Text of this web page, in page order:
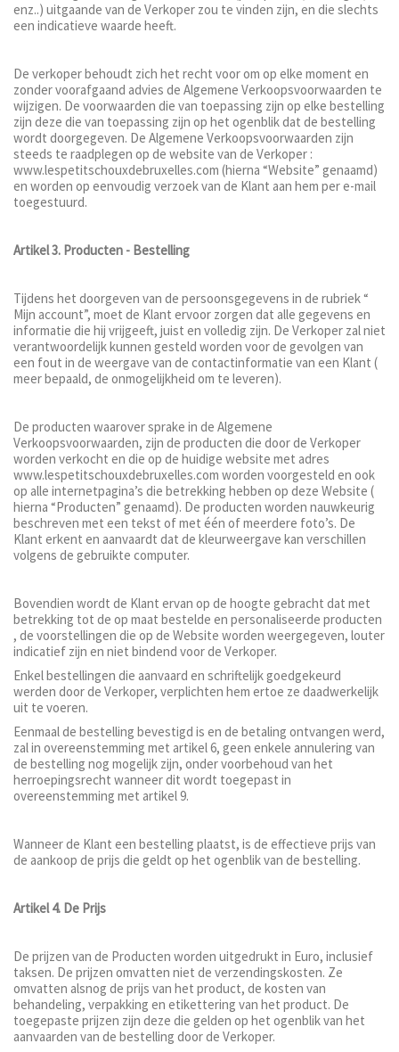
enz..) uitgaande van de Verkoper zou te vinden zijn, en die slechts
een indicatieve waarde heeft.
De verkoper behoudt zich het recht voor om op elke moment en
zonder voorafgaand advies de Algemene Verkoopsvoorwaarden te
wijzigen. De voorwaarden die van toepassing zijn op elke bestelling
zijn deze die van toepassing zijn op het ogenblik dat de bestelling
wordt doorgegeven. De Algemene Verkoopsvoorwaarden zijn
steeds te raadplegen op de website van de Verkoper :
www.lespetitschouxdebruxelles.com (hierna “Website” genaamd)
en worden op eenvoudig verzoek van de Klant aan hem per e-mail
toegestuurd.
Artikel 3. Producten - Bestelling
Tijdens het doorgeven van de persoonsgegevens in de rubriek “
Mijn account”, moet de Klant ervoor zorgen dat alle gegevens en
informatie die hij vrijgeeft, juist en volledig zijn. De Verkoper zal niet
verantwoordelijk kunnen gesteld worden voor de gevolgen van
een fout in de weergave van de contactinformatie van een Klant (
meer bepaald, de onmogelijkheid om te leveren).
De producten waarover sprake in de Algemene
Verkoopsvoorwaarden, zijn de producten die door de Verkoper
worden verkocht en die op de huidige website met adres
www.lespetitschouxdebruxelles.com worden voorgesteld en ook
op alle internetpagina’s die betrekking hebben op deze Website (
hierna “Producten” genaamd). De producten worden nauwkeurig
beschreven met een tekst of met één of meerdere foto’s. De
Klant erkent en aanvaardt dat de kleurweergave kan verschillen
volgens de gebruikte computer.
Bovendien wordt de Klant ervan op de hoogte gebracht dat met
betrekking tot de op maat bestelde en personaliseerde producten
, de voorstellingen die op de Website worden weergegeven, louter
indicatief zijn en niet bindend voor de Verkoper.
Enkel bestellingen die aanvaard en schriftelijk goedgekeurd
werden door de Verkoper, verplichten hem ertoe ze daadwerkelijk
uit te voeren.
Eenmaal de bestelling bevestigd is en de betaling ontvangen werd,
zal in overeenstemming met artikel 6, geen enkele annulering van
de bestelling nog mogelijk zijn, onder voorbehoud van het
herroepingsrecht wanneer dit wordt toegepast in
overeenstemming met artikel 9.
Wanneer de Klant een bestelling plaatst, is de effectieve prijs van
de aankoop de prijs die geldt op het ogenblik van de bestelling.
Artikel 4. De Prijs
De prijzen van de Producten worden uitgedrukt in Euro, inclusief
taksen. De prijzen omvatten niet de verzendingskosten. Ze
omvatten alsnog de prijs van het product, de kosten van
behandeling, verpakking en etikettering van het product. De
toegepaste prijzen zijn deze die gelden op het ogenblik van het
aanvaarden van de bestelling door de Verkoper.